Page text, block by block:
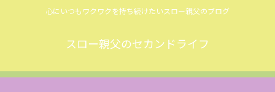
心にいつもワクワクを持ち続けたいスロー親父のブログ
スロー親父のセカンドライフ